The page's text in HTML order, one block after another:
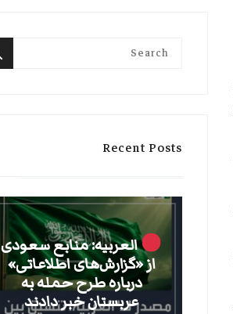
Search
Recent Posts
العربیه: منابع سعودی
از «گزارش‌های اطلاعاتی»
درباره طرح حمله به
عربستان خبر دادند